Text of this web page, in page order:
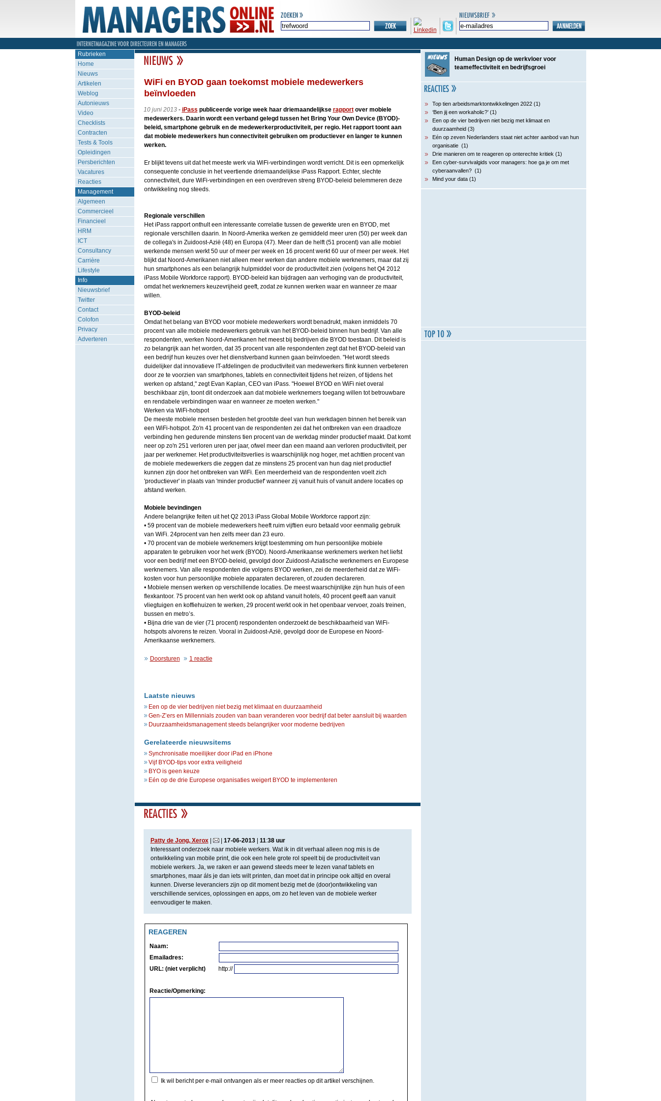
Rubrieken
Home
Nieuws
Artikelen
Weblog
Autonieuws
Video
Checklists
Contracten
Tests & Tools
Opleidingen
Persberichten
Vacatures
Reacties
Management
Algemeen
Commercieel
Financieel
HRM
ICT
Consultancy
Carrière
Lifestyle
Info
Nieuwsbrief
Twitter
Contact
Colofon
Privacy
Adverteren
WiFi en BYOD gaan toekomst mobiele medewerkers
beïnvloeden
10 juni 2013- iPass publiceerde vorige week haar driemaandelijkse rapportover mobiele
medewerkers. Daarin wordt een verband gelegd tussen het Bring Your Own Device (BYOD)-
beleid, smartphone gebruik en de medewerkerproductiviteit, per regio. Het rapport toont aan
dat mobiele medewerkers hun connectiviteit gebruiken om productiever en langer te kunnen
werken.
Er blijkt tevens uit dat het meeste werk via WiFi-verbindingen wordt verricht. Dit is een opmerkelijk
consequente conclusie in het veertiende driemaandelijkse iPass Rapport. Echter, slechte
connectiviteit, dure WiFi-verbindingen en een overdreven streng BYOD-beleid belemmeren deze
ontwikkeling nog steeds.
Regionale verschillen
Het iPass rapport onthult een interessante correlatie tussen de gewerkte uren en BYOD, met
regionale verschillen daarin. In Noord-Amerika werken ze gemiddeld meer uren (50) per week dan
de collega's in Zuidoost-Azië (48) en Europa (47). Meer dan de helft (51 procent) van alle mobiel
werkende mensen werkt 50 uur of meer per week en 16 procent werkt 60 uur of meer per week. Het
blijkt dat Noord-Amerikanen niet alleen meer werken dan andere mobiele werknemers, maar dat zij
hun smartphones als een belangrijk hulpmiddel voor de productiviteit zien (volgens het Q4 2012
iPass Mobile Workforce rapport). BYOD-beleid kan bijdragen aan verhoging van de productiviteit,
omdat het werknemers keuzevrijheid geeft, zodat ze kunnen werken waar en wanneer ze maar
willen.
BYOD-beleid
Omdat het belang van BYOD voor mobiele medewerkers wordt benadrukt, maken inmiddels 70
procent van alle mobiele medewerkers gebruik van het BYOD-beleid binnen hun bedrijf. Van alle
respondenten, werken Noord-Amerikanen het meest bij bedrijven die BYOD toestaan. Dit beleid is
zo belangrijk aan het worden, dat 35 procent van alle respondenten zegt dat het BYOD-beleid van
een bedrijf hun keuzes over het dienstverband kunnen gaan beïnvloeden. "Het wordt steeds
duidelijker dat innovatieve IT-afdelingen de productiviteit van medewerkers flink kunnen verbeteren
door ze te voorzien van smartphones, tablets en connectiviteit tijdens het reizen, of tijdens het
werken op afstand," zegt Evan Kaplan, CEO van iPass. "Hoewel BYOD en WiFi niet overal
beschikbaar zijn, toont dit onderzoek aan dat mobiele werknemers toegang willen tot betrouwbare
en rendabele verbindingen waar en wanneer ze moeten werken."
Werken via WiFi-hotspot
De meeste mobiele mensen besteden het grootste deel van hun werkdagen binnen het bereik van
een WiFi-hotspot. Zo'n 41 procent van de respondenten zei dat het ontbreken van een draadloze
verbinding hen gedurende minstens tien procent van de werkdag minder productief maakt. Dat komt
neer op zo'n 251 verloren uren per jaar, ofwel meer dan een maand aan verloren productiviteit, per
jaar per werknemer. Het productiviteitsverlies is waarschijnlijk nog hoger, met achttien procent van
de mobiele medewerkers die zeggen dat ze minstens 25 procent van hun dag niet productief
kunnen zijn door het ontbreken van WiFi. Een meerderheid van de respondenten voelt zich
'productiever' in plaats van 'minder productief' wanneer zij vanuit huis of vanuit andere locaties op
afstand werken.
Mobiele bevindingen
Andere belangrijke feiten uit het Q2 2013 iPass Global Mobile Workforce rapport zijn:
• 59 procent van de mobiele medewerkers heeft ruim vijftien euro betaald voor eenmalig gebruik
van WiFi. 24procent van hen zelfs meer dan 23 euro.
• 70 procent van de mobiele werknemers krijgt toestemming om hun persoonlijke mobiele
apparaten te gebruiken voor het werk (BYOD). Noord-Amerikaanse werknemers werken het liefst
voor een bedrijf met een BYOD-beleid, gevolgd door Zuidoost-Aziatische werknemers en Europese
werknemers. Van alle respondenten die volgens BYOD werken, zei de meerderheid dat ze WiFi-
kosten voor hun persoonlijke mobiele apparaten declareren, of zouden declareren.
• Mobiele mensen werken op verschillende locaties. De meest waarschijnlijke zijn hun huis of een
flexkantoor. 75 procent van hen werkt ook op afstand vanuit hotels, 40 procent geeft aan vanuit
vliegtuigen en koffiehuizen te werken, 29 procent werkt ook in het openbaar vervoer, zoals treinen,
bussen en metro’s.
• Bijna drie van de vier (71 procent) respondenten onderzoekt de beschikbaarheid van WiFi-
hotspots alvorens te reizen. Vooral in Zuidoost-Azië, gevolgd door de Europese en Noord-
Amerikaanse werknemers.
Doorsturen 1 reactie
Laatste nieuws
Een op de vier bedrijven niet bezig met klimaat en duurzaamheid
Gen-Z’ers en Millennials zouden van baan veranderen voor bedrijf dat beter aansluit bij waarden
Duurzaamheidsmanagement steeds belangrijker voor moderne bedrijven
Gerelateerde nieuwsitems
Synchronisatie moeilijker door iPad en iPhone
Vijf BYOD-tips voor extra veiligheid
BYO is geen keuze
Eén op de drie Europese organisaties weigert BYOD te implementeren
Patty de Jong, Xerox| | 17-06-2013| 11:38 uur
Interessant onderzoek naar mobiele werkers. Wat ik in dit verhaal alleen nog mis is de
ontwikkeling van mobile print, die ook een hele grote rol speelt bij de productiviteit van
mobiele werkers. Ja, we raken er aan gewend steeds meer te lezen vanaf tablets en
smartphones, maar áls je dan iets wilt printen, dan moet dat in principe ook altijd en overal
kunnen. Diverse leveranciers zijn op dit moment bezig met de (door)ontwikkeling van
verschillende services, oplossingen en apps, om zo het leven van de mobiele werker
eenvoudiger te maken.
REAGEREN
Naam:
Emailadres:
URL: (niet verplicht)
http://
Reactie/Opmerking:
Ik wil bericht per e-mail ontvangen als er meer reacties op dit artikel verschijnen.
Human Design op de werkvloer voor
teameffectiviteit en bedrijfsgroei
Top tien arbeidsmarktontwikkelingen 2022 (1)
‘Ben jij een workaholic?’ (1)
Een op de vier bedrijven niet bezig met klimaat en
duurzaamheid (3)
Eén op zeven Nederlanders staat niet achter aanbod van hun
organisatie (1)
Drie manieren om te reageren op onterechte kritiek (1)
Een cyber-survivalgids voor managers: hoe ga je om met
cyberaanvallen? (1)
Mind your data (1)